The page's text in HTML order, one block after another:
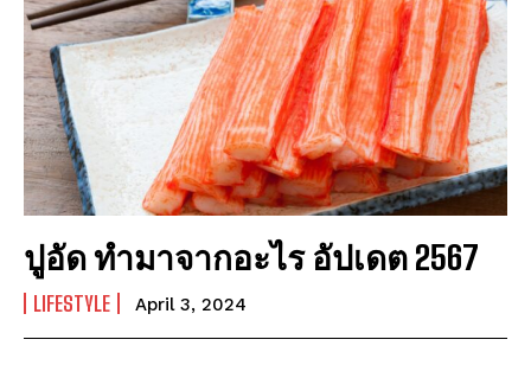
ปูอัด ทำมาจากอะไร อัปเดต 2567
LIFESTYLE April 3, 2024